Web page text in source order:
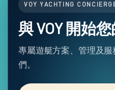
VOY YACHTING
與 VOY 開始
專屬遊艇方案、管理及
們。